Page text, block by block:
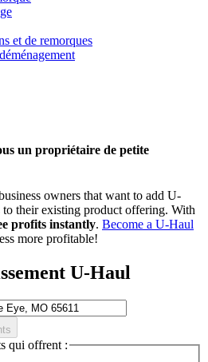
et de remorques
un propriétaire de petite
owners that want to add U-
to their existing product offering. With
profits instantly. Become a U-Haul
more profitable!
U-Haul
qui offrent :